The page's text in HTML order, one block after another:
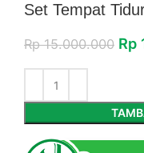
Set Tempat
Rp15.000.000 Rp